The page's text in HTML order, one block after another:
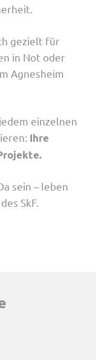
gezielt für
in Not oder
Agnesheim
einzelnen
Ihre
sein – leben
SkF.